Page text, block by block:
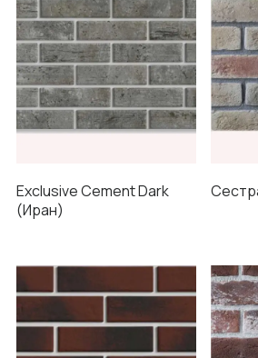
Exclusive Cement Dark
(Иран)